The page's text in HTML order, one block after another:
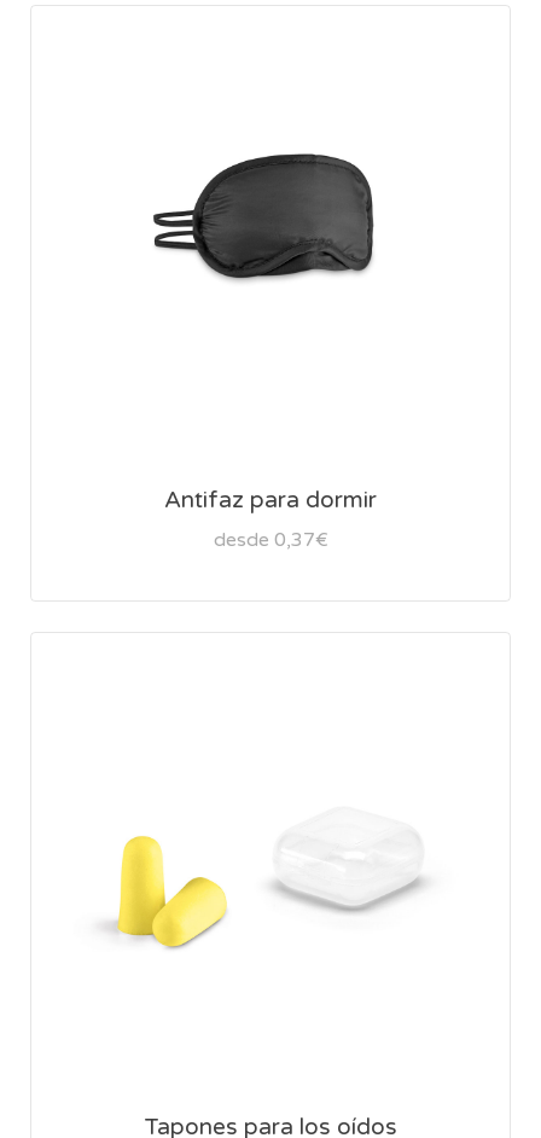
Antifaz para dormir
desde 0,37€
Tapones para los oídos